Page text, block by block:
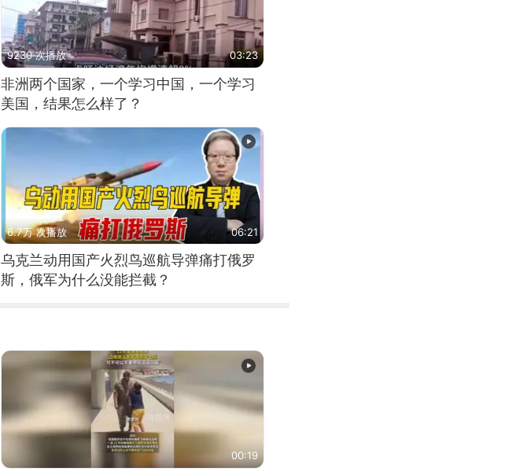
9230 次播放 03:23
非洲两个国家，一个学习中国，一个学习
美国，结果怎么样了？
6.7万 次播放 06:21
乌克兰动用国产火烈鸟巡航导弹痛打俄罗
斯，俄军为什么没能拦截？
00:19